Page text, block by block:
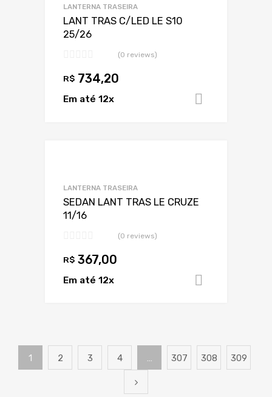
LANTERNA TRASEIRA
LANT TRAS C/LED LE S10
25/26
(0 reviews)
R$ 734,20
Em até 12x
LANTERNA TRASEIRA
SEDAN LANT TRAS LE CRUZE
11/16
(0 reviews)
R$ 367,00
Em até 12x
1 2 3 4 … 307 308 309